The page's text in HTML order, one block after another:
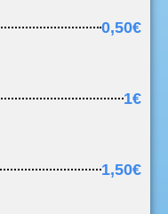
0,50€
1€
1,50€